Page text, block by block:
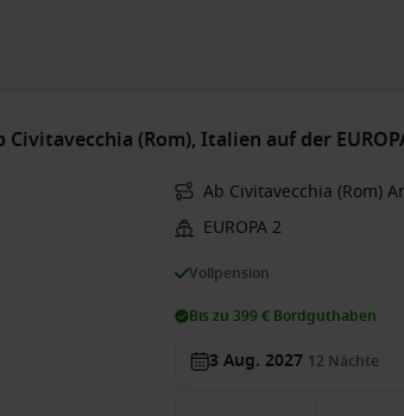
(Rom), Italien auf der
Ab Civitavecchia (Rom)
EUROPA 2
Vollpension
Bis zu 399 € Bordguthaben
3 Aug. 2027 12 Nächte